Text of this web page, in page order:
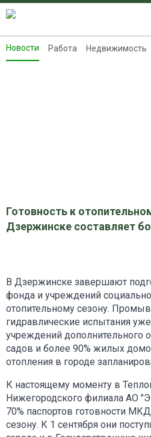
Новости
Новости Работа Недвижимость
Готовность к
Дзержинске составляет
В Дзержинске завершают
фонда и учреждений
отопительному сезону.
гидравлические испытания
учреждений дополнительного
садов и более 90% жилых
отопления в городе
К настоящему моменту в
Нижегородского филиала АО
70% паспортов готовности
сезону. К 1 сентября они